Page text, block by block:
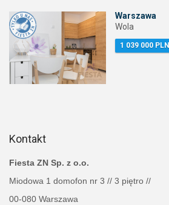
Warszawa
Wola
1 039 000 PLN
Kontakt
Fiesta ZN Sp. z o.o.
Miodowa 1 domofon nr 3 // 3 piętro //
00-080 Warszawa